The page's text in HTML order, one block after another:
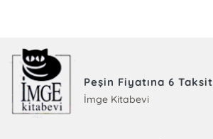
Peşin Fiyatına 6 Taksit
İmge Kitabevi